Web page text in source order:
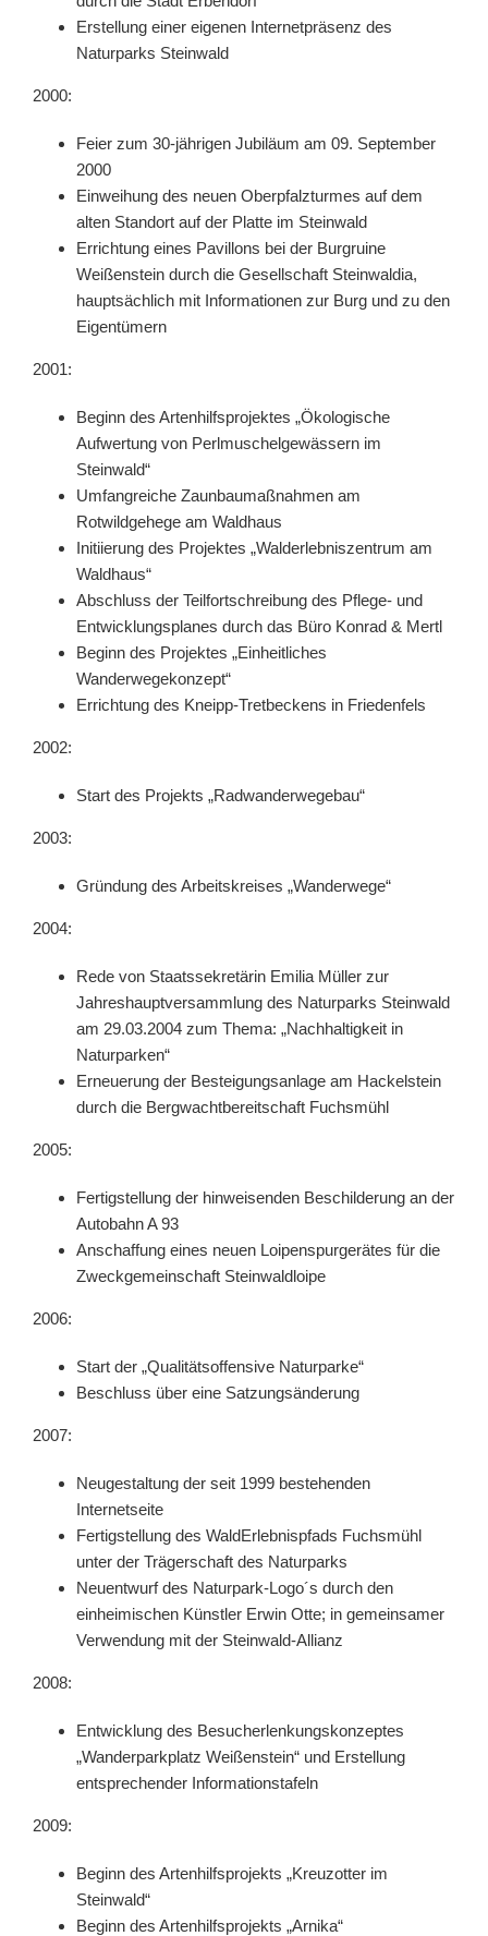
Erstellung einer eigenen Internetpräsenz des
Naturparks Steinwald
2000:
Feier zum 30-jährigen Jubiläum am 09. September
2000
Einweihung des neuen Oberpfalzturmes auf dem
alten Standort auf der Platte im Steinwald
Errichtung eines Pavillons bei der Burgruine
Weißenstein durch die Gesellschaft Steinwaldia,
hauptsächlich mit Informationen zur Burg und zu den
Eigentümern
2001:
Beginn des Artenhilfsprojektes „Ökologische
Aufwertung von Perlmuschelgewässern im
Steinwald“
Umfangreiche Zaunbaumaßnahmen am
Rotwildgehege am Waldhaus
Initiierung des Projektes „Walderlebniszentrum am
Waldhaus“
Abschluss der Teilfortschreibung des Pflege- und
Entwicklungsplanes durch das Büro Konrad & Mertl
Beginn des Projektes „Einheitliches
Wanderwegekonzept“
Errichtung des Kneipp-Tretbeckens in Friedenfels
2002:
Start des Projekts „Radwanderwegebau“
2003:
Gründung des Arbeitskreises „Wanderwege“
2004:
Rede von Staatssekretärin Emilia Müller zur
Jahreshauptversammlung des Naturparks Steinwald
am 29.03.2004 zum Thema: „Nachhaltigkeit in
Naturparken“
Erneuerung der Besteigungsanlage am Hackelstein
durch die Bergwachtbereitschaft Fuchsmühl
2005:
Fertigstellung der hinweisenden Beschilderung an der
Autobahn A 93
Anschaffung eines neuen Loipenspurgerätes für die
Zweckgemeinschaft Steinwaldloipe
2006:
Start der „Qualitätsoffensive Naturparke“
Beschluss über eine Satzungsänderung
2007:
Neugestaltung der seit 1999 bestehenden
Internetseite
Fertigstellung des WaldErlebnispfads Fuchsmühl
unter der Trägerschaft des Naturparks
Neuentwurf des Naturpark-Logo´s durch den
einheimischen Künstler Erwin Otte; in gemeinsamer
Verwendung mit der Steinwald-Allianz
2008:
Entwicklung des Besucherlenkungskonzeptes
„Wanderparkplatz Weißenstein“ und Erstellung
entsprechender Informationstafeln
2009:
Beginn des Artenhilfsprojekts „Kreuzotter im
Steinwald“
Beginn des Artenhilfsprojekts „Arnika“